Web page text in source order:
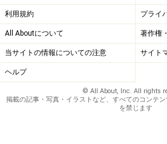
利用規約 プライ
All Aboutについて 著作権
当サイトの情報についての注意 サイト
ヘルプ
© All About, Inc. All rights
掲載の記事・写真・イラストなど、すべてのコンテ
を禁じます